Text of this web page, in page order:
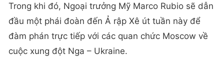
Trong khi đó, Ngoại trưởng Mỹ Marco Rubio sẽ dẫn
đầu một phái đoàn đến Ả rập Xê út tuần này để
đàm phán trực tiếp với các quan chức Moscow về
cuộc xung đột Nga – Ukraine.